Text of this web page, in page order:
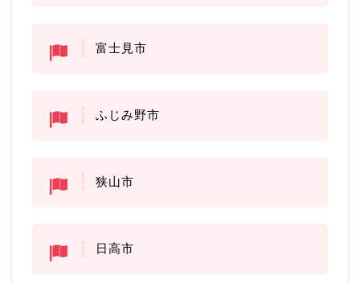
富士見市
ふじみ野市
狭山市
日高市